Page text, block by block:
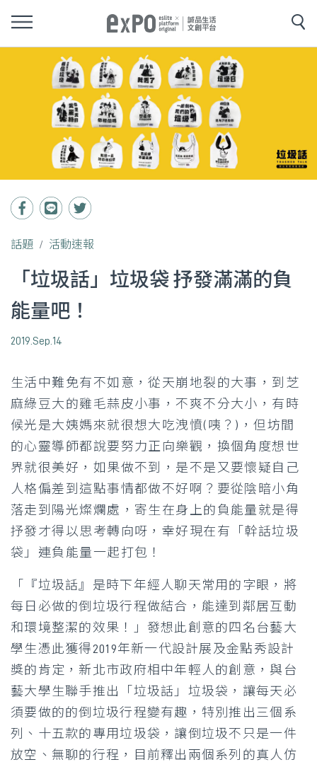
話題 活動速報
「垃圾話」垃圾袋 抒發滿滿的負
能量吧！
2019.Sep.14
生活中難免有不如意，從天崩地裂的大事，到芝
麻綠豆大的雞毛蒜皮小事，不爽不分大小，有時
候光是大姨媽來就很想大吃洩憤(咦？)，但坊間
的心靈導師都說要努力正向樂觀，換個角度想世
界就很美好，如果做不到，是不是又要懷疑自己
人格偏差到這點事情都做不好啊？要從陰暗小角
落走到陽光燦爛處，寄生在身上的負能量就是得
抒發才得以思考轉向呀，幸好現在有「幹話垃圾
袋」連負能量一起打包！
「『垃圾話』是時下年經人聊天常用的字眼，將
每日必做的倒垃圾行程做結合，能達到鄰居互動
和環境整潔的效果！」發想此創意的四名台藝大
學生憑此獲得2019年新一代設計展及金點秀設計
獎的肯定，新北市政府相中年輕人的創意，與台
藝大學生聯手推出「垃圾話」垃圾袋，讓每天必
須要做的的倒垃圾行程變有趣，特別推出三個系
列、十五款的專用垃圾袋，讓倒垃圾不只是一件
放空、無聊的行程，目前釋出兩個系列的真人仿